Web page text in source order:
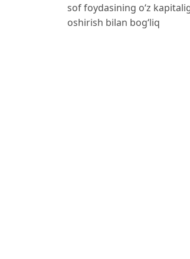
sof foydasining o‘z
oshirish bilan bog‘liq